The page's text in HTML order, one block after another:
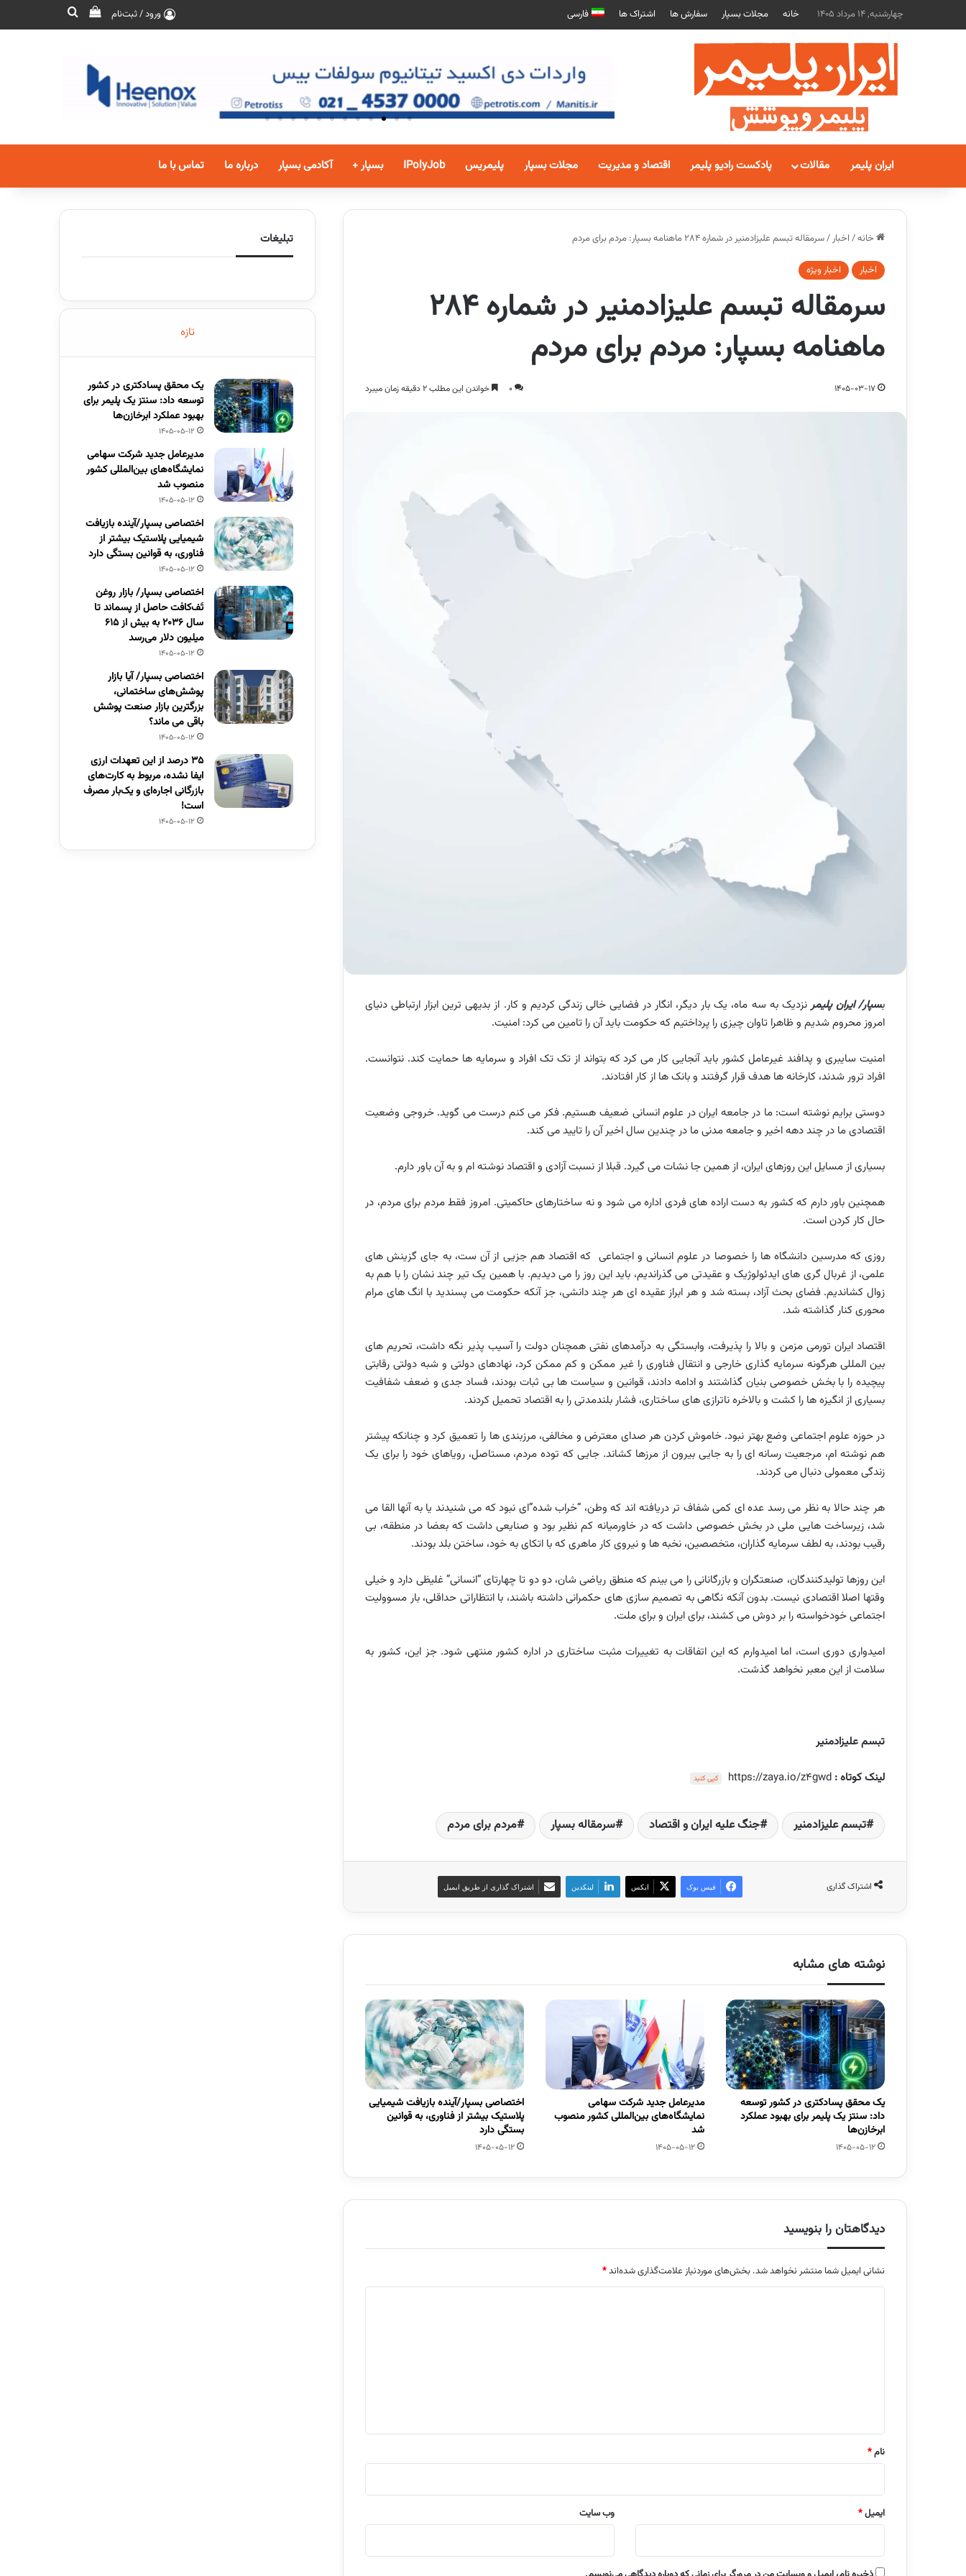
چهارشنبه, 14 مرداد 1405 خانه مجلات بسپار سفارش ها اشتراک ها فارسی ورود / ثبت‌نام
ایران پلیمر مقالات پادکست رادیو پلیمر اقتصاد و مدیریت مجلات بسپار پلیمریس IPolyJob بسپار + آکادمی بسپار درباره ما تماس با ما
خانه/ اخبار/سرمقاله تبسم علیزادمنیر در شماره 284 ماهنامه بسپار: مردم برای مردم
اخبار اخبار ویژه
سرمقاله تبسم علیزادمنیر در شماره 284
ماهنامه بسپار: مردم برای مردم
1405-03-17
0 خواندن این مطلب 2 دقیقه زمان میبرد
بسپار/ ایران پلیمر نزدیک به سه ماه، یک بار دیگر، انگار در فضایی خالی زندگی کردیم و کار. از بدیهی ترین ابزار ارتباطی دنیای
امروز محروم شدیم و ظاهرا تاوان چیزی را پرداختیم که حکومت باید آن را تامین می کرد: امنیت.
امنیت سایبری و پدافند غیرعامل کشور باید آنجایی کار می کرد که بتواند از تک تک افراد و سرمایه ها حمایت کند. نتوانست.
افراد ترور شدند، کارخانه ها هدف قرار گرفتند و بانک ها از کار افتادند.
دوستی برایم نوشته است: ما در جامعه ایران در علوم انسانی ضعیف هستیم. فکر می کنم درست می گوید. خروجی وضعیت
اقتصادی ما در چند دهه اخیر و جامعه مدنی ما در چندین سال اخیر آن را تایید می کند.
بسیاری از مسایل این روزهای ایران، از همین جا نشات می گیرد. قبلا از نسبت آزادی و اقتصاد نوشته ام و به آن باور دارم.
همچنین باور دارم که کشور به دست اراده های فردی اداره می شود و نه ساختارهای حاکمیتی. امروز فقط مردم برای مردم، در
حال کار کردن است.
روزی که مدرسین دانشگاه ها را خصوصا در علوم انسانی و اجتماعی که اقتصاد هم جزیی از آن ست، به جای گزینش های
علمی، از غربال گری های ایدئولوژیک و عقیدتی می گذراندیم، باید این روز را می دیدیم. با همین یک تیر چند نشان را با هم به
زوال کشاندیم. فضای بحث آزاد، بسته شد و هر ابراز عقیده ای هر چند دانشی، جز آنکه حکومت می پسندید با انگ های مرام
محوری کنار گذاشته شد.
اقتصاد ایران تورمی مزمن و بالا را پذیرفت، وابستگی به درآمدهای نفتی همچنان دولت را آسیب پذیر نگه داشت، تحریم های
بین المللی هرگونه سرمایه گذاری خارجی و انتقال فناوری را غیر ممکن و کم ممکن کرد، نهادهای دولتی و شبه دولتی رقابتی
پیچیده را با بخش خصوصی بنیان گذاشتند و ادامه دادند، قوانین و سیاست ها بی ثبات بودند، فساد جدی و ضعف شفافیت
بسیاری از انگیزه ها را کشت و بالاخره ناترازی های ساختاری، فشار بلندمدتی را به اقتصاد تحمیل کردند.
در حوزه علوم اجتماعی وضع بهتر نبود. خاموش کردن هر صدای معترض و مخالفی، مرزبندی ها را تعمیق کرد و چنانکه پیشتر
هم نوشته ام، مرجعیت رسانه ای را به جایی بیرون از مرزها کشاند. جایی که توده مردم، مستاصل، رویاهای خود را برای یک
زندگی معمولی دنبال می کردند.
هر چند حالا به نظر می رسد عده ای کمی شفاف تر دریافته اند که وطن، “خراب شده”ای نبود که می شنیدند یا به آنها القا می
شد، زیرساخت هایی ملی در بخش خصوصی داشت که در خاورمیانه کم نظیر بود و صنایعی داشت که بعضا در منطقه، بی
رقیب بودند، به لطف سرمایه گذاران، متخصصین، نخبه ها و نیروی کار ماهری که با اتکای به خود، ساختن بلد بودند.
این روزها تولیدکنندگان، صنعتگران و بازرگانانی را می بینم که منطق ریاضی شان، دو دو تا چهارتای “انسانی” غلیظی دارد و خیلی
وقتها اصلا اقتصادی نیست. بدون آنکه نگاهی به تصمیم سازی های حکمرانی داشته باشند، با انتظاراتی حداقلی، بار مسوولیت
اجتماعی خودخواسته را بر دوش می کشند، برای ایران و برای ملت.
امیدواری دوری است، اما امیدوارم که این اتفاقات به تغییرات مثبت ساختاری در اداره کشور منتهی شود. جز این، کشور به
سلامت از این معبر نخواهد گذشت.
تبسم علیزادمنیر
لینک کوتاه : https://zaya.io/z4gwd کپی کنید
تبسم علیزادمنیر جنگ علیه ایران و اقتصاد سرمقاله بسپار مردم برای مردم
اشتراک گذاری فیس بوک ایکس لینکدین اشتراک گذاری از طریق ایمیل
نوشته های مشابه
یک محقق پسادکتری در کشور توسعه
داد: سنتز یک پلیمر برای بهبود عملکرد
ابرخازن‌ها
1405-05-12
مدیرعامل جدید شرکت سهامی
نمایشگاه‌های بین‌المللی کشور منصوب
شد
1405-05-12
اختصاصی بسپار/آینده بازیافت شیمیایی
پلاستیک بیشتر از فناوری، به قوانین
بستگی دارد
1405-05-12
دیدگاهتان را بنویسید
نشانی ایمیل شما منتشر نخواهد شد. بخش‌های موردنیاز علامت‌گذاری شده‌اند*
نام*
ایمیل* وب‌ سایت
تبلیغات
تازه
یک محقق پسادکتری در کشور
توسعه داد: سنتز یک پلیمر برای
بهبود عملکرد ابرخازن‌ها
1405-05-12
مدیرعامل جدید شرکت سهامی
نمایشگاه‌های بین‌المللی کشور
منصوب شد
1405-05-12
اختصاصی بسپار/آینده بازیافت
شیمیایی پلاستیک بیشتر از
فناوری، به قوانین بستگی دارد
1405-05-12
اختصاصی بسپار/ بازار روغن
تَف‌کافت حاصل از پسماند تا
سال ۲۰۳۶ به بیش از ۶۱۵
میلیون دلار می‌رسد
1405-05-12
اختصاصی بسپار/ آیا بازار
پوشش‌های ساختمانی،
بزرگترین بازار صنعت پوشش
باقی می ماند؟
1405-05-12
۳۵ درصد از این تعهدات ارزی
ایفا نشده، مربوط به کارت‌های
بازرگانی اجاره‌ای و یک‌بار مصرف
است!
1405-05-12